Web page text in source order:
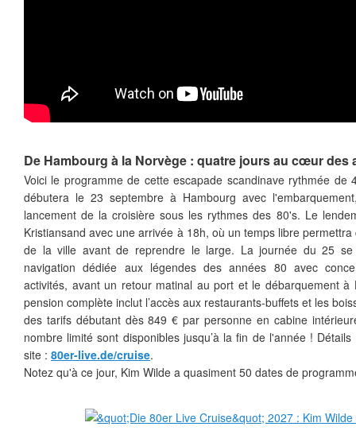
De Hambourg à la Norvège : quatre jours au cœur des
Voici le programme de cette escapade scandinave rythmée
débutera le 23 septembre à Hambourg avec
lancement de la croisière sous les rythmes des 80's. Le
Kristiansand avec une arrivée à 18h, où un temps libre
de la ville avant de reprendre le large. La journée du 25
navigation dédiée aux légendes des années 80 avec
activités, avant un retour matinal au port et le débarquement
pension complète inclut l’accès aux restaurants-buffets et les
des tarifs débutant dès 849 € par personne en cabine
nombre limité sont disponibles jusqu’à la fin de l'année !
site : 80er-live.de/cruise.
Notez qu'à ce jour, Kim Wilde a quasiment 50 dates de